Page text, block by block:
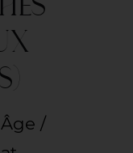
/